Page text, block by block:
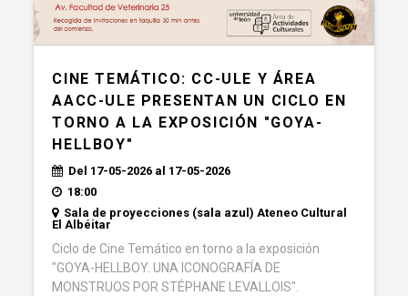
CINE TEMÁTICO: CC-ULE Y ÁREA
AACC-ULE PRESENTAN UN CICLO EN
TORNO A LA EXPOSICIÓN "GOYA-
HELLBOY"
Del 17-05-2026 al 17-05-2026
18:00
Sala de proyecciones (sala azul) Ateneo Cultural
El Albéitar
Ciclo de Cine Temático en torno a la exposición
"GOYA-HELLBOY. UNA ICONOGRAFÍA DE
MONSTRUOS POR STÉPHANE LEVALLOIS".